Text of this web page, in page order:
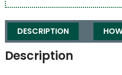
DESCRIPTION
Description